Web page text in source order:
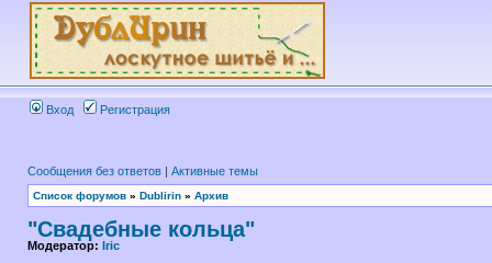
Вход Регистрация
Сообщения без ответов | Активные темы
Список форумов » Dublirin » Архив
"Свадебные кольца"
Модератор: Iric